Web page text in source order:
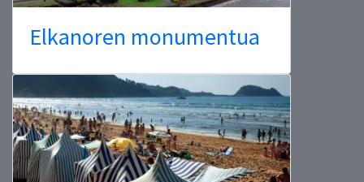
Elkanoren monumentua